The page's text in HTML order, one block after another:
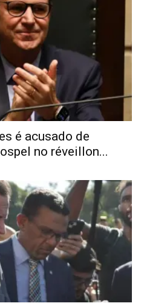
é acusado de
no réveillon...